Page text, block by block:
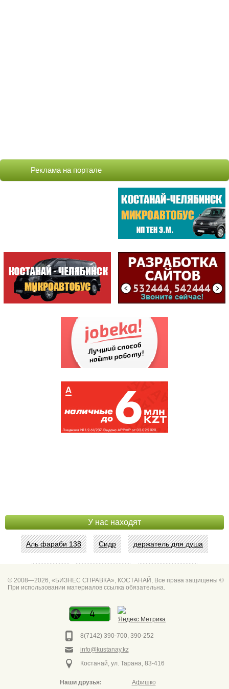
Реклама на портале
У нас находят
Аль фараби 138 Сидр держатель для душа
© 2008—2026, «БИЗНЕС СПРАВКА», КОСТАНАЙ, Все права защищены ©
При использовании материалов ссылка обязательна.
8(7142) 390-700, 390-252
info@kustanay.kz
Костанай, ул. Тарана, 83-416
Наши друзья: Афишко